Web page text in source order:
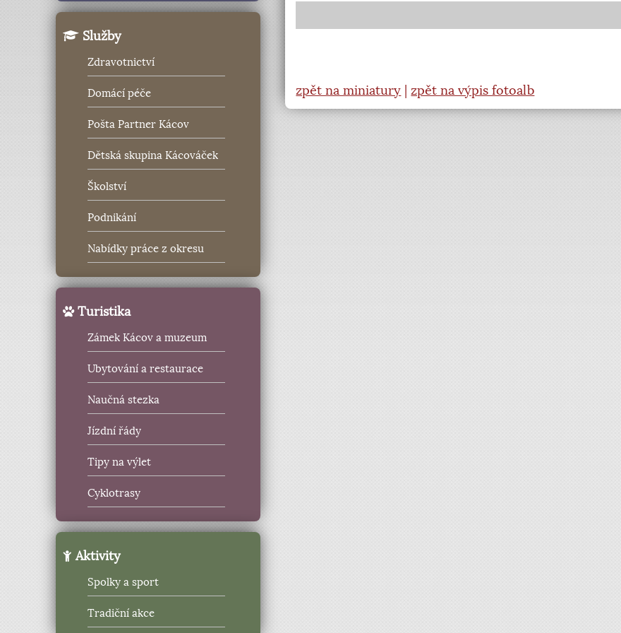
Služby
Zdravotnictví
Domácí péče
Pošta Partner Kácov
Dětská skupina Kácováček
Školství
Podnikání
Nabídky práce z okresu
Turistika
Zámek Kácov a muzeum
Ubytování a restaurace
Naučná stezka
Jízdní řády
Tipy na výlet
Cyklotrasy
Aktivity
Spolky a sport
Tradiční akce
zpět na miniatury |zpět na výpis fotoalb